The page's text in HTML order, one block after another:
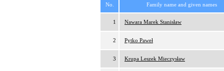
No. Family name and given names
1 Nawara Marek Stanisław
2 Pytko Paweł
3 Krupa Leszek Mieczysław